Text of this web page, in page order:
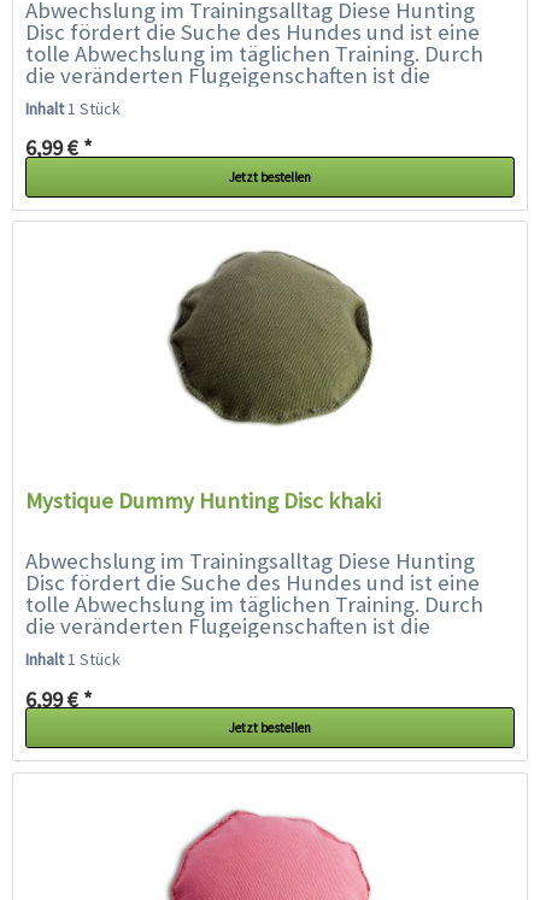
Abwechslung im Trainingsalltag Diese Hunting
Disc fördert die Suche des Hundes und ist eine
tolle Abwechslung im täglichen Training. Durch
die veränderten Flugeigenschaften ist die
Hunting Disc für den Hund...
Inhalt1 Stück
6,99 € *
Jetzt bestellen
Mystique Dummy Hunting Disc khaki
Abwechslung im Trainingsalltag Diese Hunting
Disc fördert die Suche des Hundes und ist eine
tolle Abwechslung im täglichen Training. Durch
die veränderten Flugeigenschaften ist die
Hunting Disc für den Hund...
Inhalt1 Stück
6,99 € *
Jetzt bestellen